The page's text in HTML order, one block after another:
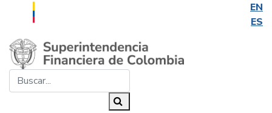
EN
ES
Saltar al contenido principal